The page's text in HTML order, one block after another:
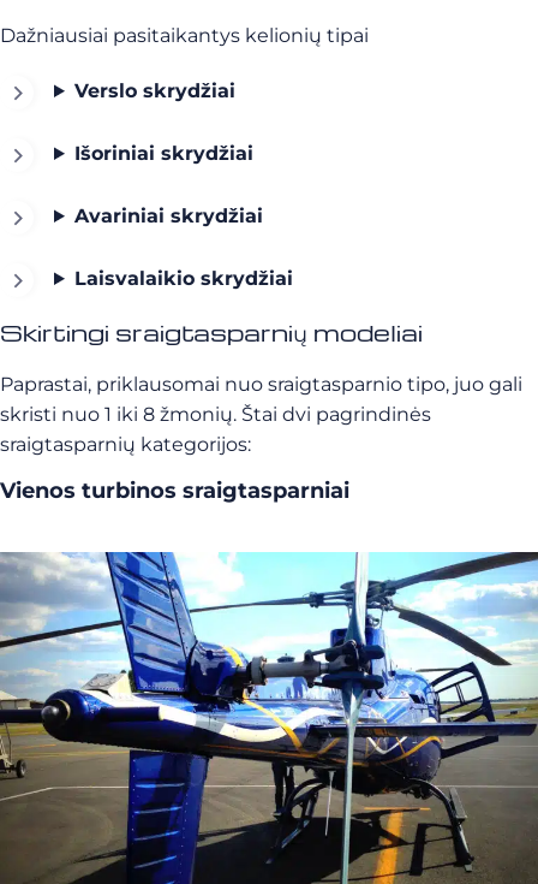
Dažniausiai pasitaikantys kelionių tipai
Verslo skrydžiai
Išoriniai skrydžiai
Avariniai skrydžiai
Laisvalaikio skrydžiai
Skirtingi sraigtasparnių modeliai
Paprastai, priklausomai nuo sraigtasparnio tipo, juo gali
skristi nuo 1 iki 8 žmonių. Štai dvi pagrindinės
sraigtasparnių kategorijos:
Vienos turbinos sraigtasparniai